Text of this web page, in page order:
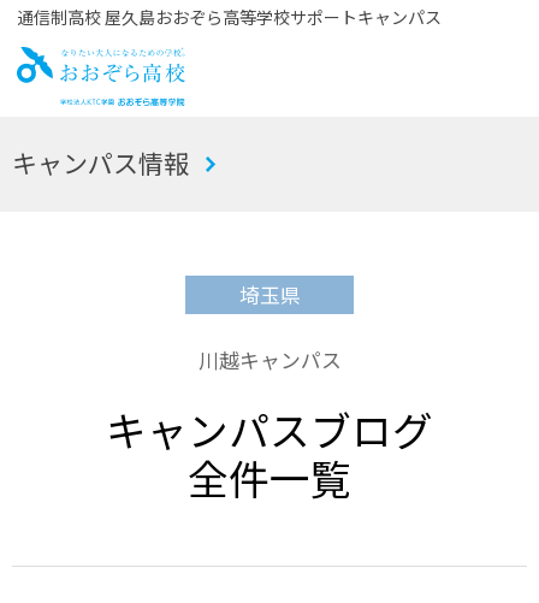
通信制高校 屋久島おおぞら高等学校サポートキャンパス
お
キャンパス情報
埼玉県
川越キャンパス
キャンパスブログ
全件一覧